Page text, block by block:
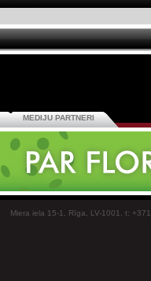
MEDIJU PARTNERI
Miera iela 15-1, Rīga, LV-1001, t: